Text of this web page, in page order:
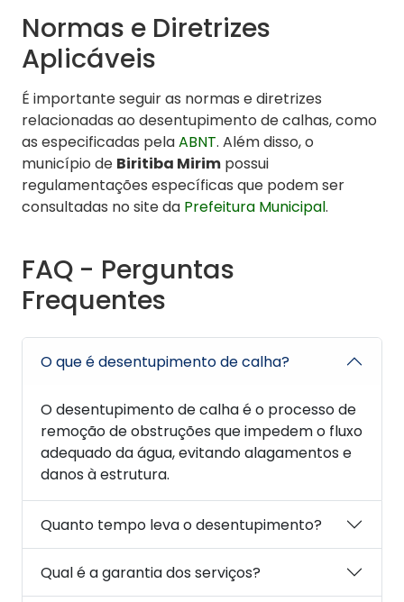
Normas e Diretrizes
Aplicáveis
É importante seguir as normas e diretrizes
relacionadas ao desentupimento de calhas, como
as especificadas pelaABNT. Além disso, o
município de Biritiba Mirim possui
regulamentações específicas que podem ser
consultadas no site da Prefeitura Municipal.
FAQ - Perguntas
Frequentes
O que é desentupimento de calha?
O desentupimento de calha é o processo de
remoção de obstruções que impedem o fluxo
adequado da água, evitando alagamentos e
danos à estrutura.
Quanto tempo leva o desentupimento?
Qual é a garantia dos serviços?